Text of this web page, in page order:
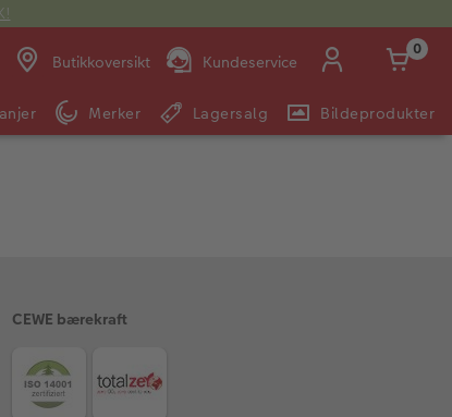
Butikkoversikt Kundeservice
Man -
09:00 -
14:00 -
0
Merker Lagersalg Bildeprodukter
CEWE bærekraft